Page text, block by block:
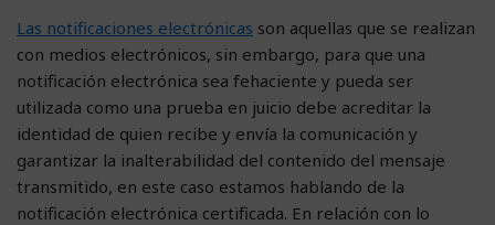
Las notificaciones electrónicas son aquellas que se realizan
con medios electrónicos, sin embargo, para que una
notificación electrónica sea fehaciente y pueda ser
utilizada como una prueba en juicio debe acreditar la
identidad de quien recibe y envía la comunicación y
garantizar la inalterabilidad del contenido del mensaje
transmitido, en este caso estamos hablando de la
notificación electrónica certificada. En relación con lo